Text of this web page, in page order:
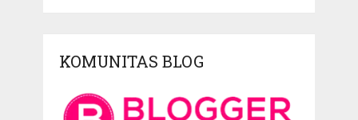
KOMUNITAS BLOG